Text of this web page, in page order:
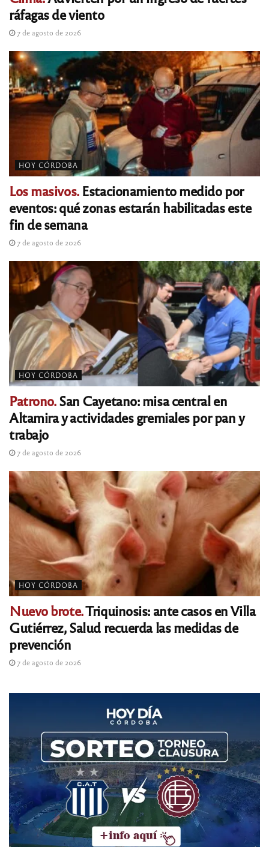
ráfagas de viento
7 de agosto de 2026
HOY CÓRDOBA
Los masivos.Estacionamiento medido por
eventos: qué zonas estarán habilitadas este
fin de semana
7 de agosto de 2026
HOY CÓRDOBA
Patrono.San Cayetano: misa central en
Altamira y actividades gremiales por pan y
trabajo
7 de agosto de 2026
HOY CÓRDOBA
Nuevo brote.Triquinosis: ante casos en Villa
Gutiérrez, Salud recuerda las medidas de
prevención
7 de agosto de 2026